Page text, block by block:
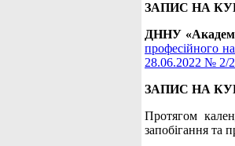
ЗАПИС НА
ДННУ
професійного
28.06.2022 № 2/
ЗАПИС НА
Протягом
запобігання та